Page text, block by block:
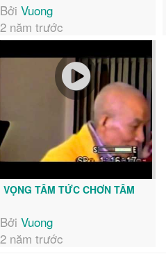
Bởi Vuong
2 năm trước
VỌNG TÂM TỨC CHƠN TÂM
Bởi Vuong
2 năm trước